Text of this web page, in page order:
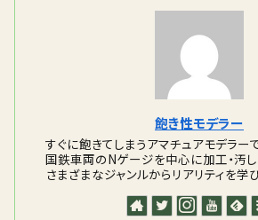
飽き性モデラー
すぐに飽きてしまうアマチュアモデラーで
国鉄車両のNゲージを中心に加工・汚し
さまざまなジャンルからリアリティを学